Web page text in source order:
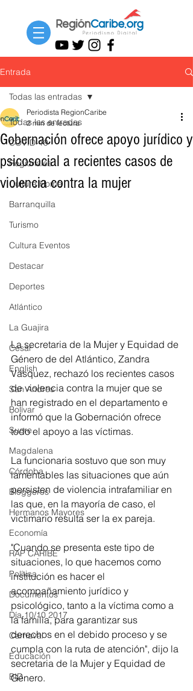
Entrada
Todas las entradas
COVID-19
Regionales
Cultura Home
Barranquilla
Turismo
Cultura Eventos
Destacar
Deportes
Atlántico
La Guajira
Cesar
English
San Andres
Bolívar
Sucre
Magdalena
Córdoba
Bloggeros
Hermanos Mayores
Economía
RAP CARIBE
Política
Documentos
Día 10/10 2017
Carnaval
Educación
BID
Todas las entradas
Gobernación ofrece apoyo jurídico y
psicosocial a recientes casos de
violencia contra la mujer
Periodista RegionCaribe
2 min de lectura
La secretaria de la Mujer y Equidad de
Género de del Atlántico, Zandra
Vásquez, rechazó los recientes casos
de violencia contra la mujer que se
han registrado en el departamento e
informó que la Gobernación ofrece
todo el apoyo a las víctimas.
La funcionaria sostuvo que son muy
lamentables las situaciones que aún
persisten de violencia intrafamiliar en
las que, en la mayoría de caso, el
victimario resulta ser la ex pareja.
"Cuando se presenta este tipo de
situaciones, lo que hacemos como
institución es hacer el
acompañamiento jurídico y
psicológico, tanto a la víctima como a
la familia, para garantizar sus
derechos en el debido proceso y se
cumpla con la ruta de atención", dijo la
secretaria de la Mujer y Equidad de
Género.